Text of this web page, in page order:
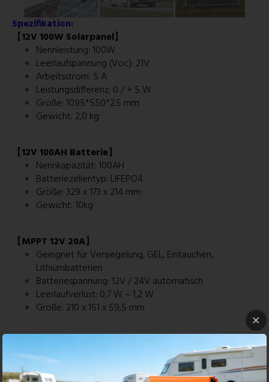
Spezifikation:
【12V 100W Solarpanel】
Nennleistung: 100W
Leerlaufspannung (Voc): 21V
Arbeitsstrom: 5 A
Leistungsdifferenz: 0 / + 5 W.
Größe: 1095*550*2.5 mm
Gewicht: 2,0 kg
【12V 100AH Batterie】
Nennkapazität: 100AH
Batteriezellentyp: LIFEPO4
Größe: 329 x 173 x 214 mm
Gewicht: 10kg
【MPPT 12V 20A】
Geeignet für Versiegelung, GEL, Eintauchen,
Lithiumbatterien
Batteriespannung: 12V / 24V automatisch
Leerlaufverlust: 0,7 W ~ 1,2 W.
Größe: 210 x151 x 59,5 mm
MC4-10FT: Schließen Sie das Solarpanel und den
Laderegler an